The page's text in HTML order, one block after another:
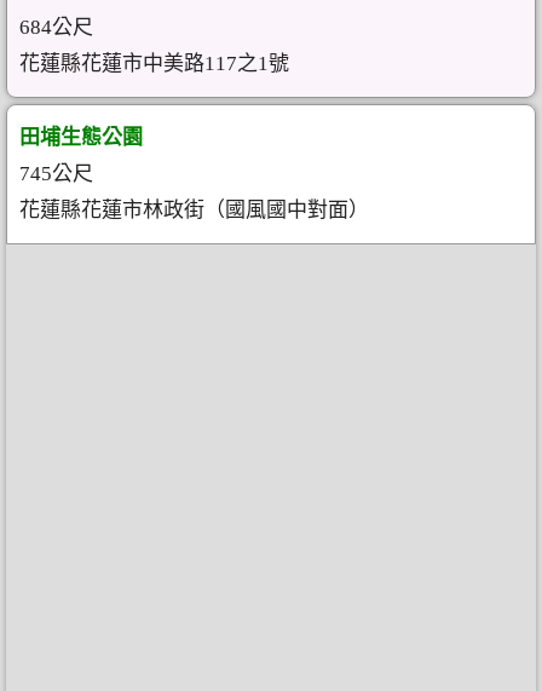
684公尺
花蓮縣花蓮市中美路117之1號
田埔生態公園
745公尺
花蓮縣花蓮市林政街（國風國中對面）